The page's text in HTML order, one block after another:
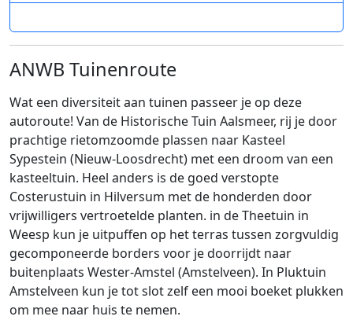
ANWB Tuinenroute
Wat een diversiteit aan tuinen passeer je op deze
autoroute! Van de Historische Tuin Aalsmeer, rij je door
prachtige rietomzoomde plassen naar Kasteel
Sypestein (Nieuw-Loosdrecht) met een droom van een
kasteeltuin. Heel anders is de goed verstopte
Costerustuin in Hilversum met de honderden door
vrijwilligers vertroetelde planten. in de Theetuin in
Weesp kun je uitpuffen op het terras tussen zorgvuldig
gecomponeerde borders voor je doorrijdt naar
buitenplaats Wester-Amstel (Amstelveen). In Pluktuin
Amstelveen kun je tot slot zelf een mooi boeket plukken
om mee naar huis te nemen.